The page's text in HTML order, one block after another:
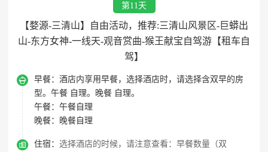
第11天
【婺源-三清山】自由活动，推荐:三清山风景区-巨蟒出
山-东方女神-一线天-观音赏曲-猴王献宝自驾游【租车自
驾】
 早餐： 酒店内享用早餐，选择酒店时，请选择含双早的房
型。午餐 自理。晚餐 自理。
午餐： 午餐自理
晚餐：
晚餐自理
 住宿： 选择酒店的时候，请注意查看：早餐数量（双